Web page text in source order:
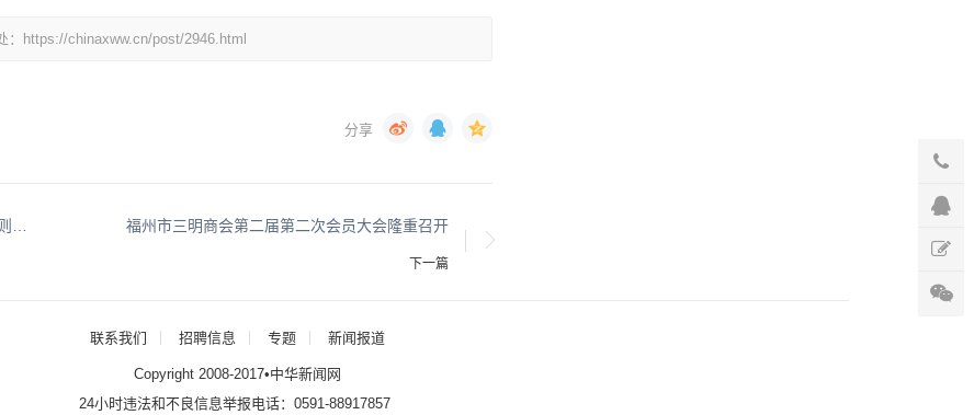
https://chinaxww.cn/post/2946.html
福州市三明商会第二届第二次会员大会隆重召开
下一篇
联系我们 招聘信息 专题 新闻报道
Copyright 2008-2017•中华新闻网
24小时违法和不良信息举报电话：0591-88917857